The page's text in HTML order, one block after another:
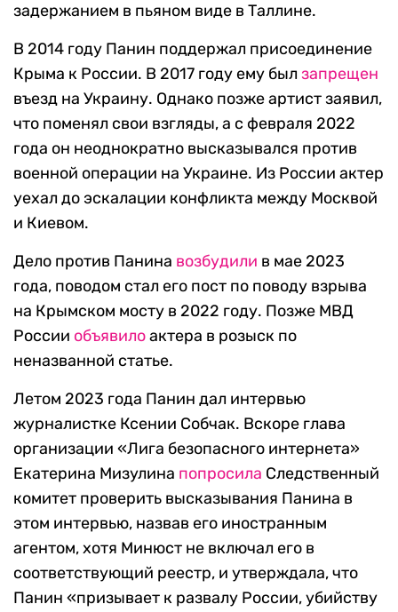
задержанием в пьяном виде в Таллине.
В 2014 году Панин поддержал присоединение
Крыма к России. В 2017 году ему был запрещен
въезд на Украину. Однако позже артист заявил,
что поменял свои взгляды, а с февраля 2022
года он неоднократно высказывался против
военной операции на Украине. Из России актер
уехал до эскалации конфликта между Москвой
и Киевом.
Дело против Панина возбудили в мае 2023
года, поводом стал его пост по поводу взрыва
на Крымском мосту в 2022 году. Позже МВД
России объявилоактера в розыск по
неназванной статье.
Летом 2023 года Панин дал интервью
журналистке Ксении Собчак. Вскоре глава
организации «Лига безопасного интернета»
Екатерина Мизулина попросила Следственный
комитет проверить высказывания Панина в
этом интервью, назвав его иностранным
агентом, хотя Минюст не включал его в
соответствующий реестр, и утверждала, что
Панин «призывает к развалу России, убийству